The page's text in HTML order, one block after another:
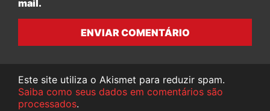
mail.
ENVIAR COMENTÁRIO
Este site utiliza o Akismet para reduzir spam.
Saiba como seus dados em comentários são
processados.